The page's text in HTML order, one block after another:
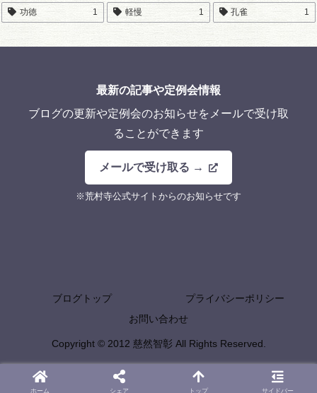
功徳 1 軽慢 1 孔雀 1
最新の記事や定例会情報
ブログの更新や定例会のお知らせをメールで受け取
ることができます
メールで受け取る →
※荒村寺公式サイトからのお知らせです
ブログトップ
プライバシーポリシー
お問い合わせ
Copyright © 2012 慈然智彰 All Rights Reserved.
ホーム シェア トップ サイドバー